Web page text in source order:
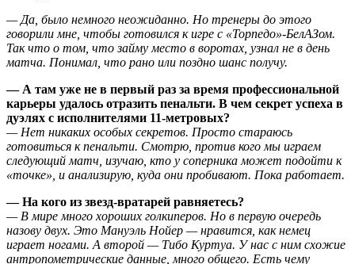
— Да, было немного неожиданно. Но тренеры до этого
говорили мне, чтобы готовился к игре с «Торпедо»-БелАЗом.
Так что о том, что займу место в воротах, узнал не в день
матча. Понимал, что рано или поздно шанс получу.
— А там уже не в первый раз за время профессиональной
карьеры удалось отразить пенальти. В чем секрет успеха в
дуэлях с исполнителями 11-метровых?
— Нет никаких особых секретов. Просто стараюсь
готовиться к пенальти. Смотрю, против кого мы играем
следующий матч, изучаю, кто у соперника может подойти к
«точке», и анализирую, куда они пробивают. Пока работает.
— На кого из звезд-вратарей равняетесь?
— В мире много хороших голкиперов. Но в первую очередь
назову двух. Это Мануэль Нойер — нравится, как немец
играет ногами. А второй — Тибо Куртуа. У нас с ним схожие
антропометрические данные, много общего. Есть чему